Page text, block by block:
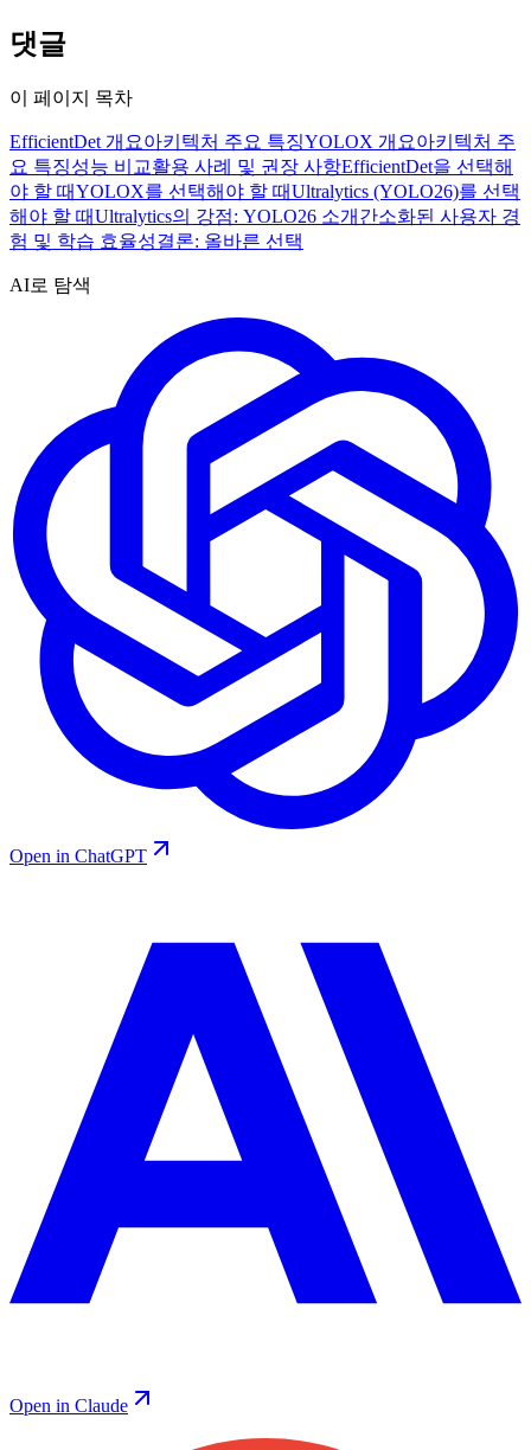
댓글
이 페이지 목차
EfficientDet 개요아키텍처 주요 특징YOLOX 개요아키텍처 주
요 특징성능 비교활용 사례 및 권장 사항EfficientDet을 선택해
야 할 때YOLOX를 선택해야 할 때Ultralytics (YOLO26)를 선택
해야 할 때Ultralytics의 강점: YOLO26 소개 간소화된 사용자 경
험 및 학습 효율성결론: 올바른 선택
AI로 탐색
Open in ChatGPT
Open in Claude